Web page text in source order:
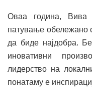
Оваа година,
патување обележано
да биде најдобра.
иновативни
лидерство на
понатаму е